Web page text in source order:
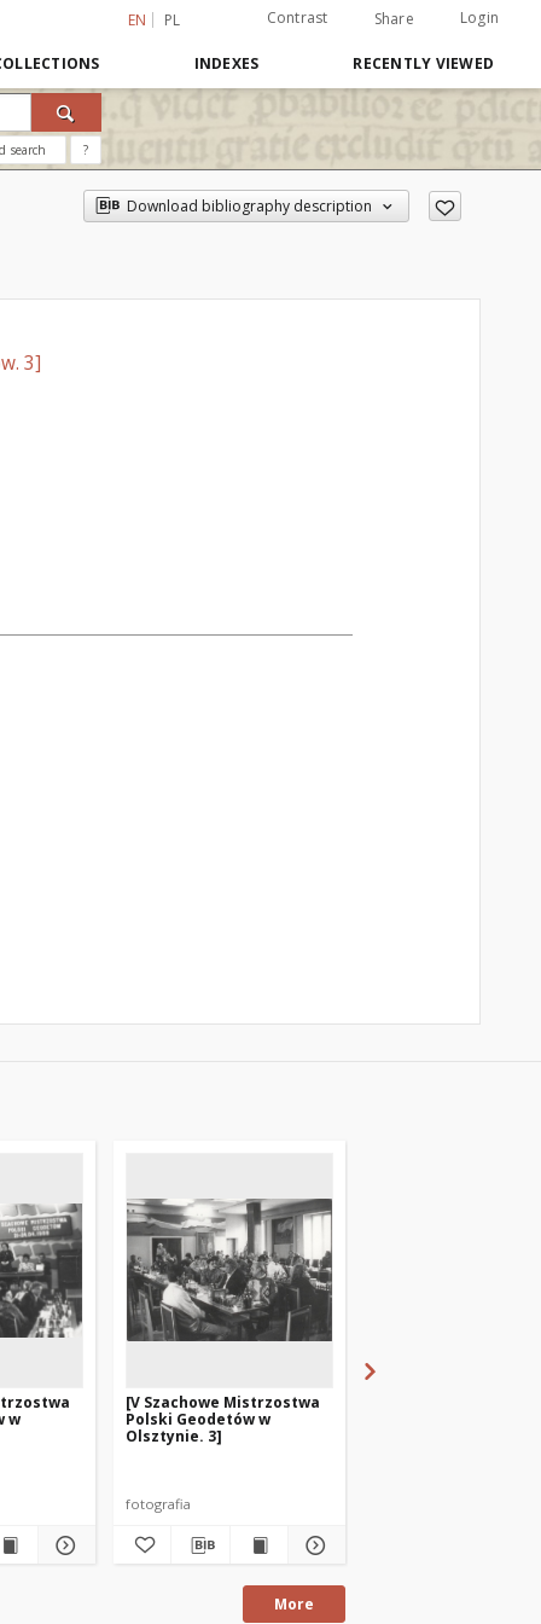
EN PL Contrast Share Login
INDEXES RECENTLY VIEWED
search ?
Download bibliography description
3]
w
[V Szachowe Mistrzostwa
Polski Geodetów w
Olsztynie. 3]
fotografia
More